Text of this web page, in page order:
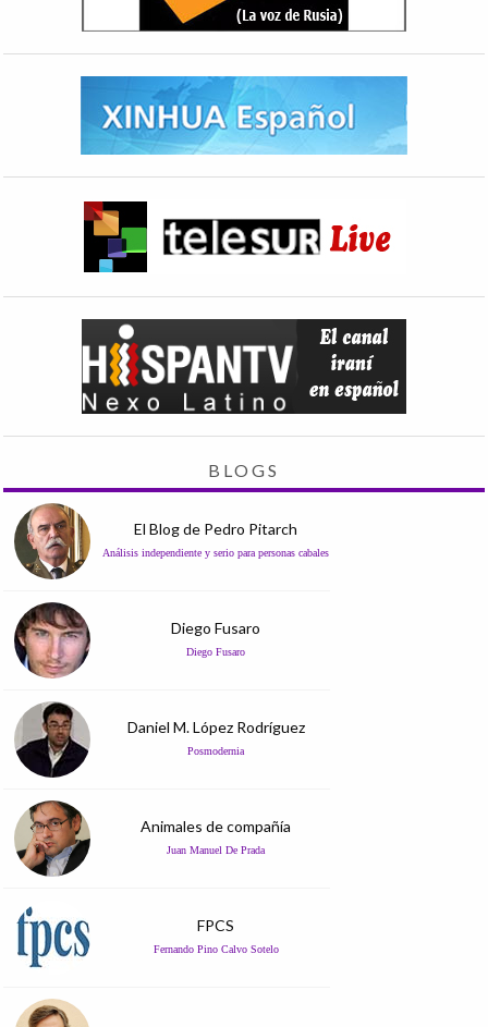
BLOGS
El Blog de Pedro Pitarch
Análisis independiente y serio para personas cabales
Diego Fusaro
Diego Fusaro
Daniel M. López Rodríguez
Posmodernia
Animales de compañía
Juan Manuel De Prada
FPCS
Fernando Pino Calvo Sotelo